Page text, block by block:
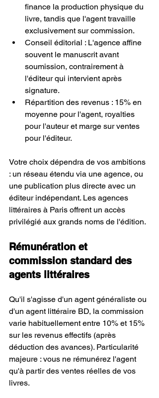
finance la production physique du
livre, tandis que l'agent travaille
exclusivement sur commission.
Conseil éditorial : L'agence affine
souvent le manuscrit avant
soumission, contrairement à
l'éditeur qui intervient après
signature.
Répartition des revenus : 15% en
moyenne pour l'agent, royalties
pour l'auteur et marge sur ventes
pour l'éditeur.
Votre choix dépendra de vos ambitions
: un réseau étendu via une agence, ou
une publication plus directe avec un
éditeur indépendant. Les agences
littéraires à Paris offrent un accès
privilégié aux grands noms de l'édition.
Rémunération et
commission standard des
agents littéraires
Qu'il s'agisse d'un agent généraliste ou
d'un agent littéraire BD, la commission
varie habituellement entre 10% et 15%
sur les revenus effectifs (après
déduction des avances). Particularité
majeure : vous ne rémunérez l'agent
qu'à partir des ventes réelles de vos
livres.